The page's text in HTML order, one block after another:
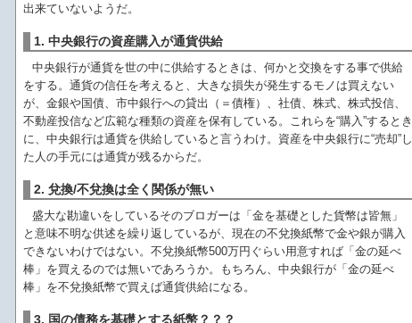
出来ていないようだ。
1. 中央銀行の資産購入が通貨供給
中央銀行が通貨を世の中に供給するときは、何かと交換をする事で供給
をする。通貨の信任を考えると、大きな損失が発生するモノは買えない
が、金銀や国債、市中銀行への貸出（＝債権）、社債、株式、株式投信、
不動産投信など広範な種類の資産を保有している。これらを“購入”するとき
に、中央銀行は通貨を供給していると言うわけ。資産を中央銀行に“売却”し
た人の手元には通貨が残るからだ。
2. 兌換/不兌換は全く関係が無い
盛大な勘違いをしているそのブロガーは「金を基礎とした貨幣は皆無」
と意味不明な供述を繰り返しているが、現在の不兌換紙幣で金や銀が購入
できないわけではない。不兌換紙幣500万円ぐらい用意すれば「金の延べ
棒」を買えるのでは無いであろうか。もちろん、中央銀行が「金の延べ
棒」を不兌換紙幣で買えば通貨供給になる。
3. 国の債務を基礎とする紙幣？？？